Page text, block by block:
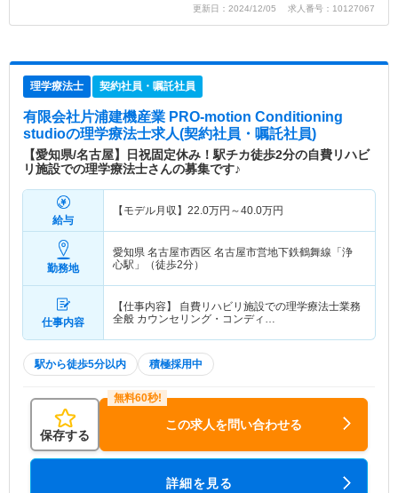
更新日：2024/12/05 求人番号：10127067
理学療法士 契約社員・嘱託社員
有限会社片浦建機産業 PRO-motion Conditioning
studioの理学療法士求人(契約社員・嘱託社員)
【愛知県/名古屋】日祝固定休み！駅チカ徒歩2分の自費リハビ
リ施設での理学療法士さんの募集です♪
給与
【モデル月収】 22.0万円～40.0万円
勤務地
愛知県 名古屋市西区 名古屋市営地下鉄鶴舞線「浄
心駅」（徒歩2分）
仕事内容
【仕事内容】 自費リハビリ施設での理学療法士業務
全般 カウンセリング・コンディ…
駅から徒歩5分以内 積極採用中
保存する
この求人を問い合わせる
詳細を見る